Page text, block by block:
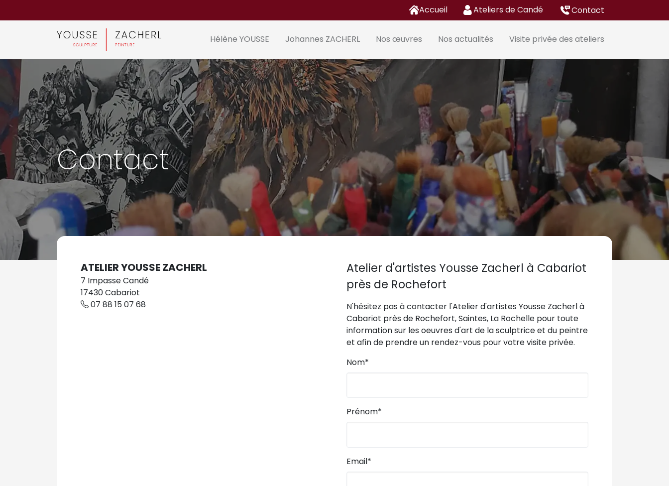
Accueil Ateliers de Candé Contact
Hélène YOUSSE Johannes ZACHERL Nos œuvres Nos actualités Visite privée des ateliers
Contact
ATELIER YOUSSE ZACHERL
7 Impasse Candé
17430 Cabariot
07 88 15 07 68
Atelier d'artistes Yousse Zacherl à Cabariot
près de Rochefort
N'hésitez pas à contacter l'Atelier d'artistes Yousse Zacherl à
Cabariot près de Rochefort, Saintes, La Rochelle pour toute
information sur les oeuvres d'art de la sculptrice et du peintre
et afin de prendre un rendez-vous pour votre visite privée.
Nom*
Prénom*
Email*